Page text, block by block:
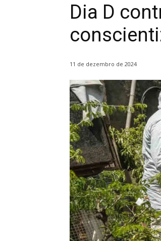
Dia D
11 de dezembro de 2024